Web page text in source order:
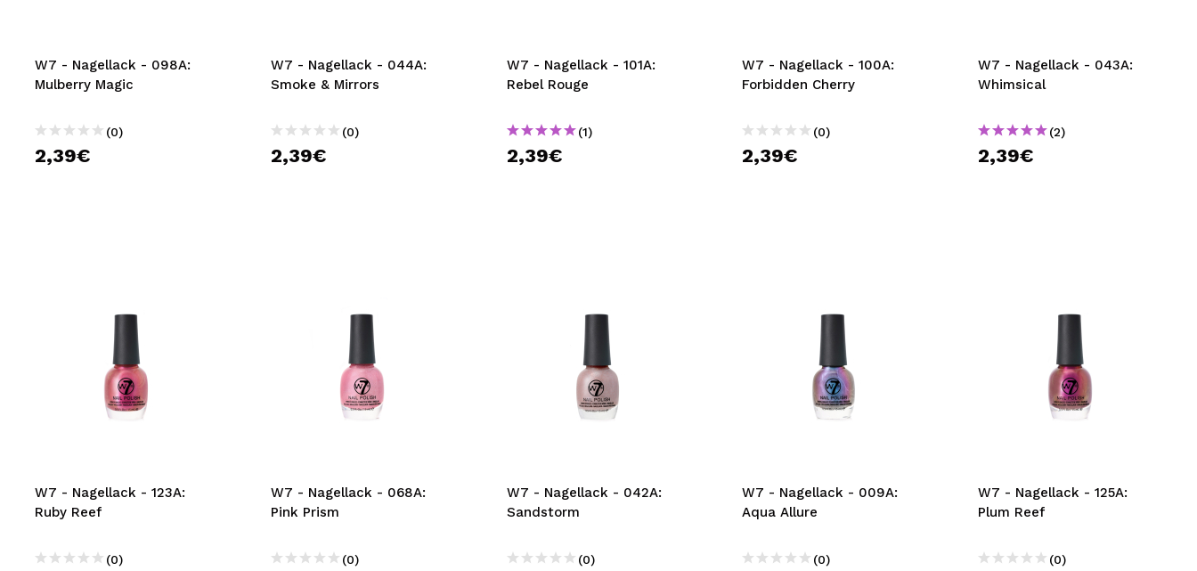
W7 - Nagellack - 098A:
Mulberry Magic
(0)
2,39€
W7 - Nagellack - 044A:
Smoke & Mirrors
(0)
2,39€
W7 - Nagellack - 101A:
Rebel Rouge
(1)
2,39€
W7 - Nagellack - 100A:
Forbidden Cherry
(0)
2,39€
W7 - Nagellack - 043A:
Whimsical
(2)
2,39€
W7 - Nagellack - 123A:
Ruby Reef
(0)
W7 - Nagellack - 068A:
Pink Prism
(0)
W7 - Nagellack - 042A:
Sandstorm
(0)
W7 - Nagellack - 009A:
Aqua Allure
(0)
W7 - Nagellack - 125A:
Plum Reef
(0)